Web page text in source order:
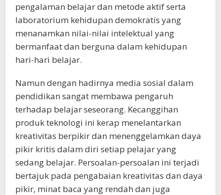
pengalaman belajar dan metode aktif serta
laboratorium kehidupan demokratis yang
menanamkan nilai-nilai intelektual yang
bermanfaat dan berguna dalam kehidupan
hari-hari belajar.
Namun dengan hadirnya media sosial dalam
pendidikan sangat membawa pengaruh
terhadap belajar seseorang. Kecanggihan
produk teknologi ini kerap menelantarkan
kreativitas berpikir dan menenggelamkan daya
pikir kritis dalam diri setiap pelajar yang
sedang belajar. Persoalan-persoalan ini terjadi
bertajuk pada pengabaian kreativitas dan daya
pikir, minat baca yang rendah dan juga